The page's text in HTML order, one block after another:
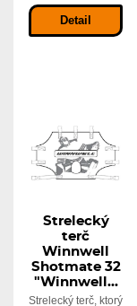
Detail
Strelecký
terč
Winnwell
Shotmate 32
"Winnwell...
Strelecký terč, ktorý